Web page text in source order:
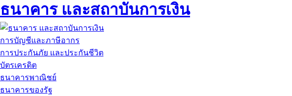
ธนาคาร และสถาบันการเงิน
การบัญชีและภาษีอากร
การประกันภัย และประกันชีวิต
บัตรเครดิต
ธนาคารพาณิชย์
ธนาคารของรัฐ